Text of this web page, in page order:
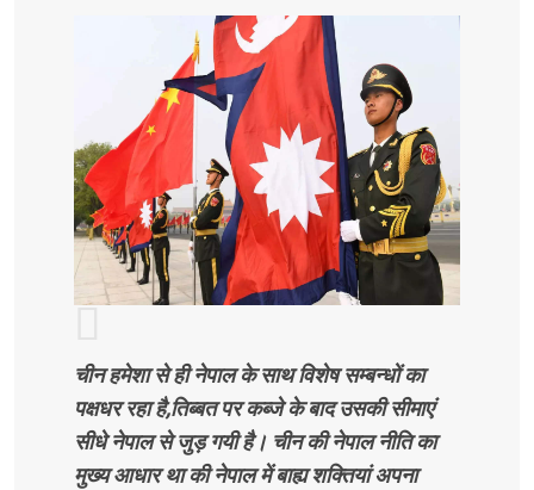
चीन हमेशा से ही नेपाल के साथ विशेष सम्बन्धों का
पक्षधर रहा है,तिब्बत पर कब्जे के बाद उसकी सीमाएं
सीधे नेपाल से जुड़ गयी है। चीन की नेपाल नीति का
मुख्य आधार था की नेपाल में बाह्य शक्तियां अपना